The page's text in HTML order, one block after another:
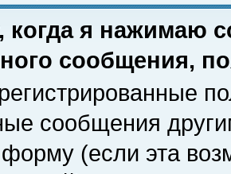
когда я нажимаю
сообщения,
сообщения
(если эта